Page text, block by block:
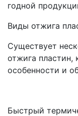
годной
Виды отжига
Существует
отжига
особенности и
Быстрый